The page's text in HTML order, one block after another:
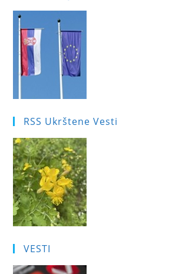
RSS Ukrštene Vesti
VESTI